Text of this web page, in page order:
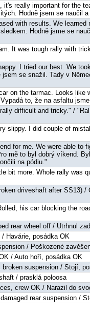
really important for the
Hodně jsem se naučil a
with results. We learned
Hodně jsme se
It was tough rally with
I tried our best. We
se snažil. Tady v
on the tarmac. Looks like
to, že na asfaltu
difficult and tricky." /
slippy. I did couple of
for me. We were able to
mě to byl dobrý víkend.
na pódiu."
bit more. Whole rally was
driveshaft after SS13) /
his car blocking the
rear wheel off / Utrhnul
Havárie, posádka OK
/ Poškozené
/ Auto hoří, posádka OK
suspension / Stojí,
/ prasklá poloosa
crew OK / Narazil do
rear suspension /